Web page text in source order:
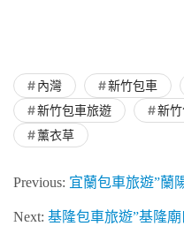
內灣 新竹包車
新竹包車旅遊
新
薰衣草
Previous: 宜蘭包車旅遊”蘭
Next: 基隆包車旅遊”基隆